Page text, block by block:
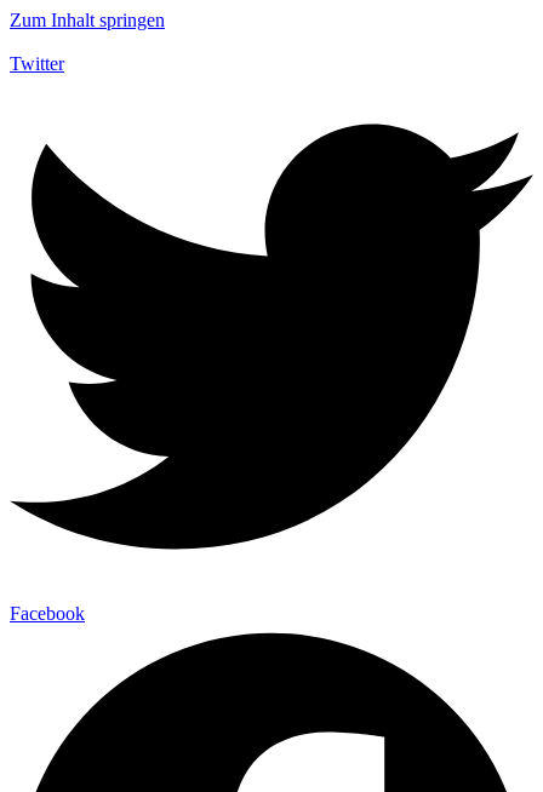
Zum Inhalt springen
Twitter
Facebook